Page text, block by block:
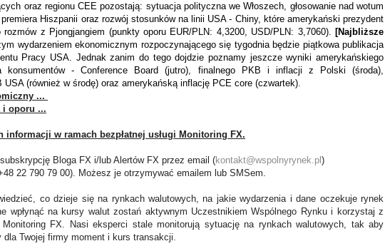
oraz regionu CEE pozostają: sytuacja polityczna we Włoszech, głosowanie nad wotum
Hiszpanii oraz rozwój stosunków na linii USA - Chiny, które amerykański prezydent
rozmów z Pjongjangiem (punkty oporu EUR/PLN: 4,3200, USD/PLN: 3,7060). [Najbliższe
wydarzeniem ekonomicznym rozpoczynającego się tygodnia będzie piątkowa publikacja
Pracy USA. Jednak zanim do tego dojdzie poznamy jeszcze wyniki amerykańskiego
konsumentów - Conference Board (jutro), finalnego PKB i inflacji z Polski (środa),
USA (również w środę) oraz amerykańską inflację PCE core (czwartek).
...
i oporu ...
informacji w ramach bezpłatnej usługi Monitoring FX.
Bloga FX i/lub Alertów FX przez email (kontakt@wspolnyrynek.pl )
22 790 79 00). Możesz je otrzymywać emailem lub SMSem.
co dzieje się na rynkach walutowych, na jakie wydarzenia i dane oczekuje rynek
wpłynąć na kursy walut zostań aktywnym Uczestnikiem Wspólnego Rynku i korzystaj z
Monitoring FX. Nasi eksperci stale monitorują sytuację na rynkach walutowych, tak aby
dla Twojej firmy moment i kurs transakcji.